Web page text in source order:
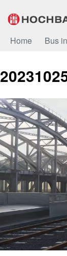
Inhalt
Home Bus